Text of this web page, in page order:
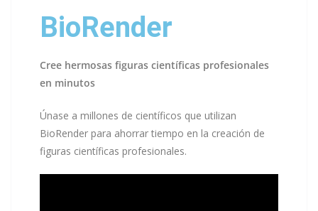
BioRender
Cree hermosas figuras científicas profesionales
en minutos
Únase a millones de científicos que utilizan
BioRender para ahorrar tiempo en la creación de
figuras científicas profesionales.